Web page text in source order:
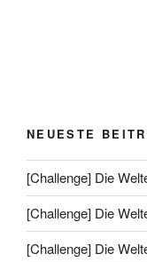
NEUESTE
[Challenge] Die
[Challenge] Die
[Challenge] Die